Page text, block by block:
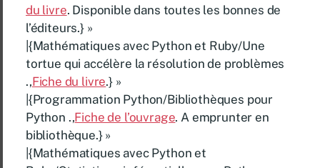
du livre. Disponible dans toutes les bonnes de
l’éditeurs.} »
|{Mathématiques avec Python et Ruby/Une
tortue qui accélère la résolution de problèmes
.,Fiche du livre.} »
|{Programmation Python/Bibliothèques pour
Python .,Fiche de l’ouvrage. A emprunter en
bibliothèque.} »
|{Mathématiques avec Python et